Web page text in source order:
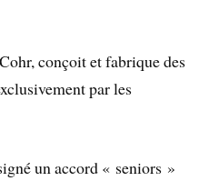
conçoit et fabrique des
par les
un accord « seniors »